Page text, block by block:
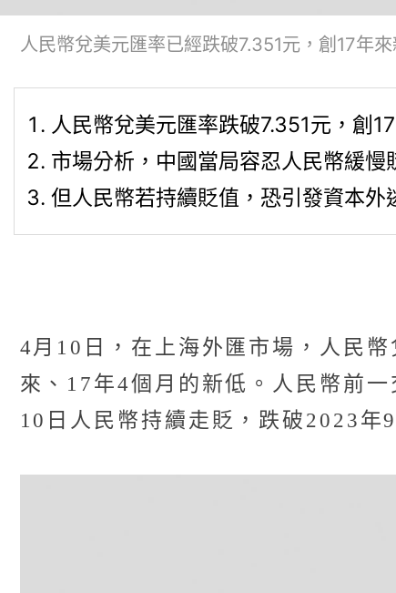
人民幣兌美元匯率已經跌破7.351元，創17年
人民幣兌美元匯率跌破7.351元，創
市場分析，中國當局容忍人民幣緩
但人民幣若持續貶值，恐引發資本外
4月10日，在上海外匯市場，人民
來、17年4個月的新低。人民幣前
10日人民幣持續走貶，跌破2023年